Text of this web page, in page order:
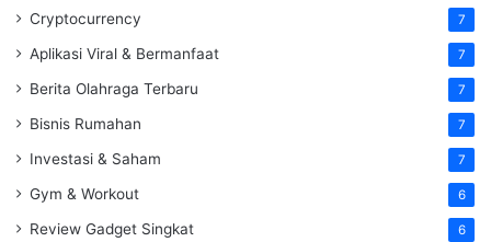
Cryptocurrency 7
Aplikasi Viral & Bermanfaat 7
Berita Olahraga Terbaru 7
Bisnis Rumahan 7
Investasi & Saham 7
Gym & Workout 6
Review Gadget Singkat 6